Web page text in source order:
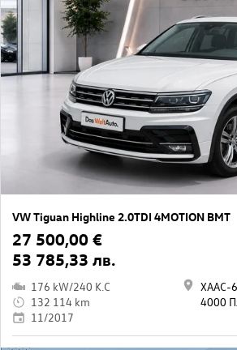
VW Tiguan Highline 2.0TDI 4MOTION BMT
27 500,00 €
53 785,33 лв.
176 kW/240 K.C
132 114 km
11/2017
ХААС-
4000